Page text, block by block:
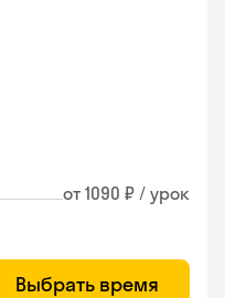
от 1090 ₽ / урок
Выбрать время